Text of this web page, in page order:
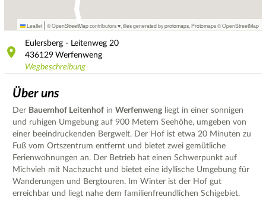
Leaflet | © OpenStreetMap contributors ♥, tiles generated by protomaps Protomaps©OpenStreetMap
Eulersberg - Leitenweg 20
436129 Werfenweng
Wegbeschreibung
Über uns
Der Bauernhof Leitenhof in Werfenweng liegt in einer sonnigen
und ruhigen Umgebung auf 900 Metern Seehöhe, umgeben von
einer beeindruckenden Bergwelt. Der Hof ist etwa 20 Minuten zu
Fuß vom Ortszentrum entfernt und bietet zwei gemütliche
Ferienwohnungen an. Der Betrieb hat einen Schwerpunkt auf
Michvieh mit Nachzucht und bietet eine idyllische Umgebung für
Wanderungen und Bergtouren. Im Winter ist der Hof gut
erreichbar und liegt nahe dem familienfreundlichen Schigebiet,